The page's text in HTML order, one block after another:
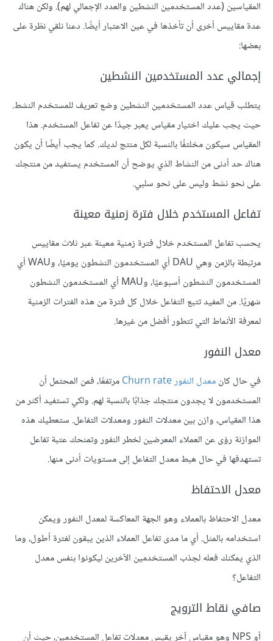
المقياسين (عدد المستخدمين النشطين والعدد الإجمالي لهم). ولكن هناك
عدة مقاييس أخرى أن تأخذها في عين الاعتبار أيضًا. دعنا نلقي نظرة على
بعضها:
إجمالي عدد المستخدمين النشطين
يتطلب قياس عدد المستخدمين النشطين وضع تعريف للمستخدم النشط.
حيث يجب عليك اختيار مقياس يعبر جيدًا عن تفاعل المستخدم. هذا
المقياس سيكون مخلتفًا بالنسبة لكل منتج لديك. كما يجب أيضًا أن يكون
هناك حد أدنى من النشاط الذي يوضح أن المستخدم يستفيد من منتجك
على نحو نشط وليس على نحو سلبي.
تفاعل المستخدم خلال فترة زمنية معينة
يحسب تفاعل المستخدم خلال فترة زمنية معينة عبر ثلاث مقاييس
مرتبطة بالزمن وهي DAU أي المستخدمون النشطون يوميًا، وWAU أي
المستخدمون النشطون أسبوعيًا، وMAU أي المستخدمون النشطون
شهريًا. من المفيد تتبع التفاعل خلال كل فترة من هذه الفترات الزمنية
لمعرفة الأنماط التي تتطور أفضل من غيرها.
معدل النفور
في حال كانمعدل النفور Churn rate
مرتفعًا، فمن المحتمل أن
المستخدمون لا يجدون منتجك جذابًا بالنسبة لهم. ولكي تستفيد أكثر من
هذا المقياس، وازن بين معدلات النفور ومعدلات التفاعل. ستعطيك هذه
الموازنة رؤى عن العملاء المعرضين لخطر النفور وتمنحك عتبة تفاعل
تستهدفها في حال هبط معدل التفاعل إلى مستويات أدنى منها.
معدل الاحتفاظ
معدل الاحتفاظ بالعملاء وهو الجهة المعاكسة لمعدل النفور ويمكن
استخدامه بالمثل. أي ما مدى تفاعل العملاء الذين يبقون لفترة أطول، وما
الذي يمكنك فعله لجذب المستخدمين الآخرين ليكونوا بنفس معدل
التفاعل؟
صافي نقاط الترويج